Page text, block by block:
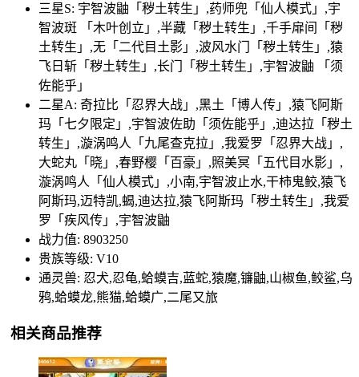
三星S: 宇智波鼬「秽土转生」,药师兜「仙人模式」,宇
智波斑 「木叶创立」,半藏「秽土转生」,千手扉间「秽
土转生」,无「二代目土影」,波风水门「秽土转生」,猿
飞日斩「秽土转生」,长门「秽土转生」,宇智波鼬 「须
佐能乎」
二星A: 奇拉比「忍界大战」,黑土「博人传」,猿飞阿斯
玛「七夕限定」,宇智波佐助「须佐能乎」,迪达拉「秽土
转生」,漩涡鸣人「九尾查克拉」,我爱罗「忍界大战」,
大蛇丸「晓」,春野樱「百豪」,照美冥「五代目水影」,
漩涡鸣人「仙人模式」,小南,宇智波止水,干柿鬼鲛,猿飞
阿斯玛,迈特凯,蝎,迪达拉,猿飞阿斯玛「秽土转生」,我爱
罗「疾风传」,宇智波鼬
战力值: 8903250
贵族等级: V10
通灵兽: 忍犬,忍龟,蛤蟆吉,蓝蛇,猿魔,镰鼬,山椒鱼,鲛鲨,乌
鸦,蛤蟆龙,熊猫,蛤蟆广,二尾又旅
相关商品推荐